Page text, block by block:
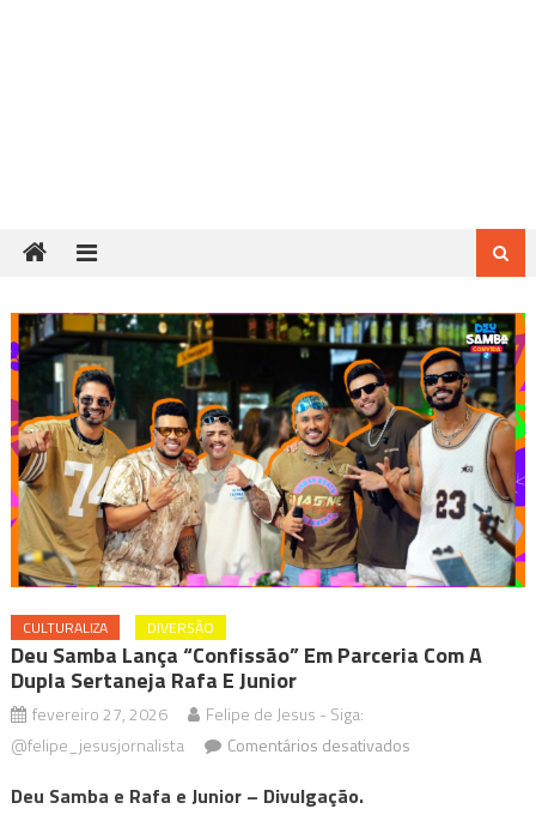
CULTURALIZA DIVERSÃO
Deu Samba Lança “Confissão” Em Parceria Com A
Dupla Sertaneja Rafa E Junior
fevereiro 27, 2026
Felipe de Jesus - Siga:
@felipe_jesusjornalista
Comentários desativadosem
Deu Samba e Rafa e Junior – Divulgação.